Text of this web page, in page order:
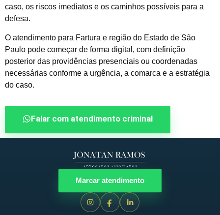
caso, os riscos imediatos e os caminhos possíveis para a
defesa.
O atendimento para Fartura e região do Estado de São
Paulo pode começar de forma digital, com definição
posterior das providências presenciais ou coordenadas
necessárias conforme a urgência, a comarca e a estratégia
do caso.
Falar com atendimento criminal
Marcar atendimento